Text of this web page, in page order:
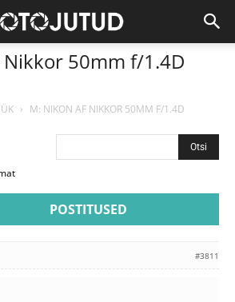
Nikkor 50mm f/1.4D
› M: NIKON AF NIKKOR 50MM F/1.4D
POSTITUSED
#3811